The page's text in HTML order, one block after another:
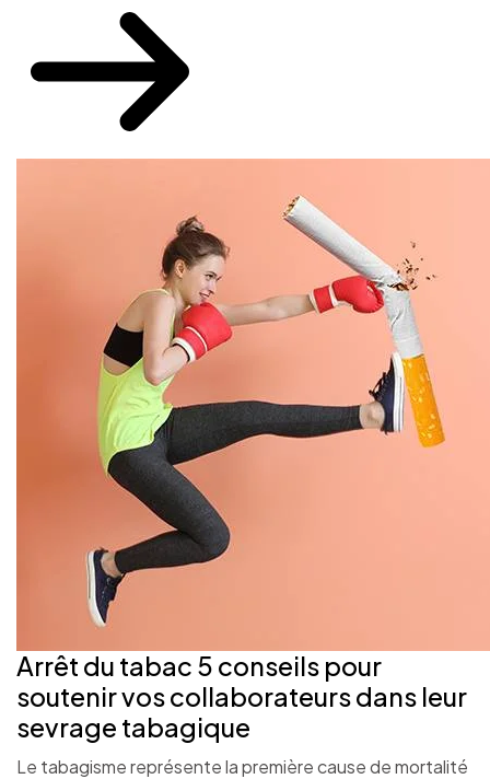
Arrêt du tabac 5 conseils pour
soutenir vos collaborateurs dans leur
sevrage tabagique
Le tabagisme représente la première cause de mortalité